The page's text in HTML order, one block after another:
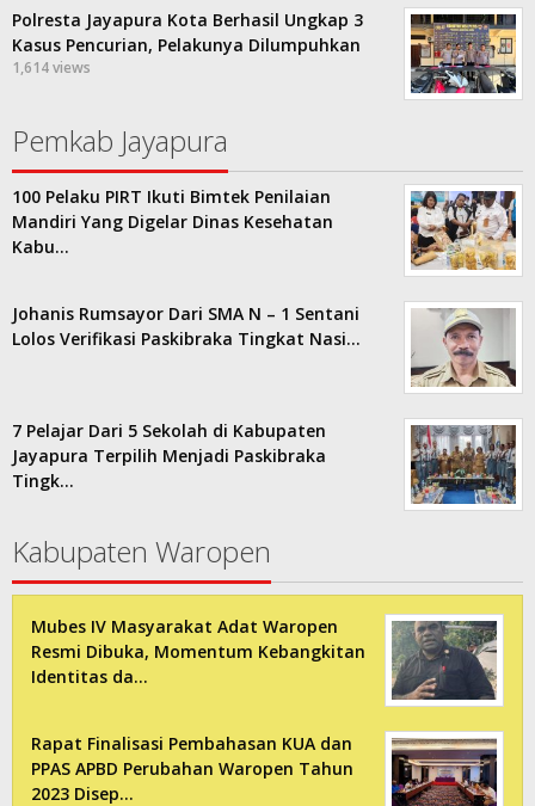
Polresta Jayapura Kota Berhasil Ungkap 3
Kasus Pencurian, Pelakunya Dilumpuhkan
1,614 views
Pemkab Jayapura
100 Pelaku PIRT Ikuti Bimtek Penilaian
Mandiri Yang Digelar Dinas Kesehatan
Kabu…
Johanis Rumsayor Dari SMA N – 1 Sentani
Lolos Verifikasi Paskibraka Tingkat Nasi…
7 Pelajar Dari 5 Sekolah di Kabupaten
Jayapura Terpilih Menjadi Paskibraka
Tingk…
Kabupaten Waropen
Mubes IV Masyarakat Adat Waropen
Resmi Dibuka, Momentum Kebangkitan
Identitas da…
Rapat Finalisasi Pembahasan KUA dan
PPAS APBD Perubahan Waropen Tahun
2023 Disep…